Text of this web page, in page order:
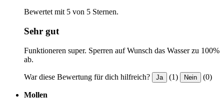
Bewertet mit 5 von 5 Sternen.
Sehr gut
Funktioneren super. Sperren auf Wunsch das Wasser zu 100%
ab.
War diese Bewertung für dich hilfreich? Ja (1) Nein (0)
Mollen